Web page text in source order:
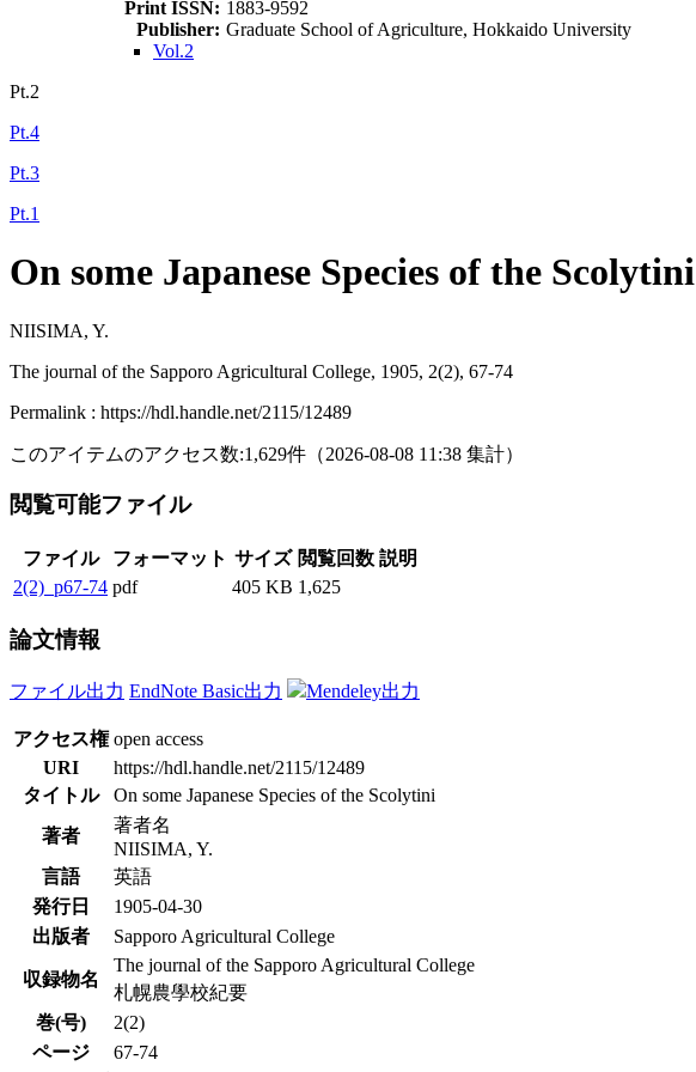
Print ISSN: 1883-9592
Publisher: Graduate School of Agriculture, Hokkaido University
Vol.2
Pt.2
Pt.4
Pt.3
Pt.1
On some Japanese Species of the Scolytini
NIISIMA, Y.
The journal of the Sapporo Agricultural College, 1905, 2(2), 67-74
Permalink : https://hdl.handle.net/2115/12489
このアイテムのアクセス数:1,629件 （2026-08-08 11:38 集計）
閲覧可能ファイル
ファイル フォーマット サイズ 閲覧回数 説明
2(2)_p67-74 pdf 405 KB 1,625
論文情報
ファイル出力 EndNote Basic出力 Mendeley出力
アクセス権 open access
URI
https://hdl.handle.net/2115/12489
タイトル
On some Japanese Species of the Scolytini
著者
著者名
NIISIMA, Y.
言語
英語
発行日
1905-04-30
出版者
Sapporo Agricultural College
収録物名
The journal of the Sapporo Agricultural College
札幌農學校紀要
巻(号)
2(2)
ページ
67-74